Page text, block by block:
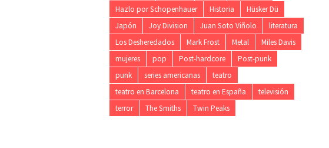
Hazlo por Schopenhauer
Historia
Hüsker Dü
Japón
Joy Division Juan Soto Viñolo
literatura
Los Desheredados
Mark Frost Metal
Miles Davis
mujeres
pop Post-hardcore
Post-punk
punk
series americanas
teatro
teatro en Barcelona
teatro en España
televisión
terror
The Smiths Twin Peaks